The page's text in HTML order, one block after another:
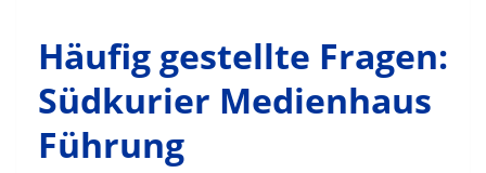
Häufig gestellte Fragen:
Südkurier Medienhaus
Führung